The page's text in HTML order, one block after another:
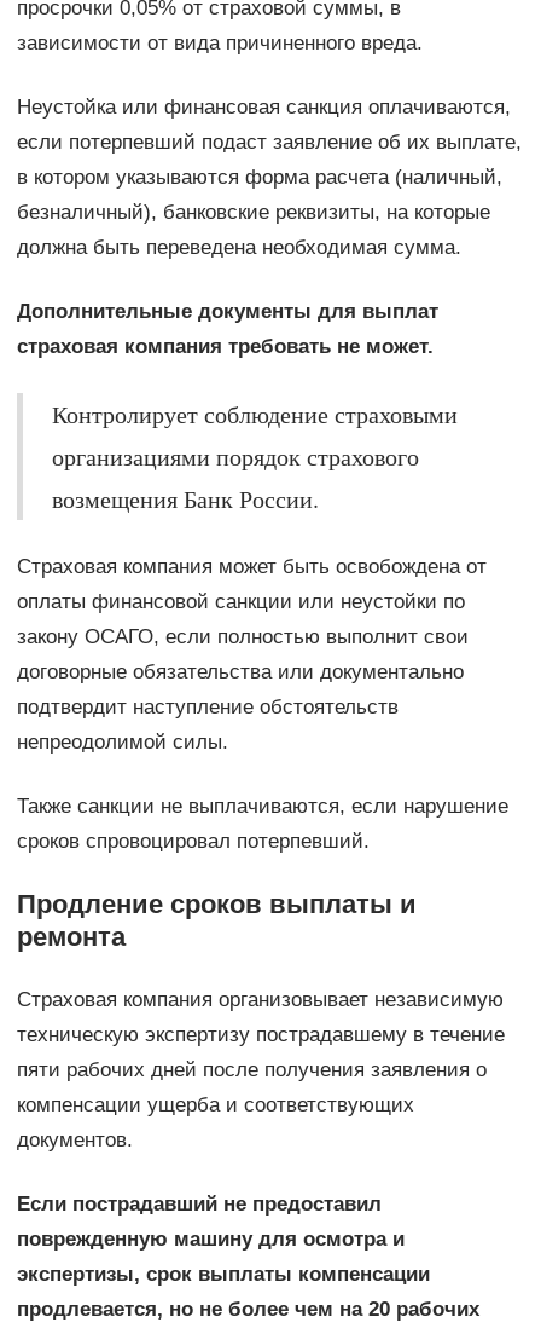
просрочки 0,05% от страховой суммы, в
зависимости от вида причиненного вреда.
Неустойка или финансовая санкция оплачиваются,
если потерпевший подаст заявление об их выплате,
в котором указываются форма расчета (наличный,
безналичный), банковские реквизиты, на которые
должна быть переведена необходимая сумма.
Дополнительные документы для выплат
страховая компания требовать не может.
Контролирует соблюдение страховыми
организациями порядок страхового
возмещения Банк России.
Страховая компания может быть освобождена от
оплаты финансовой санкции или неустойки по
закону ОСАГО, если полностью выполнит свои
договорные обязательства или документально
подтвердит наступление обстоятельств
непреодолимой силы.
Также санкции не выплачиваются, если нарушение
сроков спровоцировал потерпевший.
Продление сроков выплаты и
ремонта
Страховая компания организовывает независимую
техническую экспертизу пострадавшему в течение
пяти рабочих дней после получения заявления о
компенсации ущерба и соответствующих
документов.
Если пострадавший не предоставил
поврежденную машину для осмотра и
экспертизы, срок выплаты компенсации
продлевается, но не более чем на 20 рабочих